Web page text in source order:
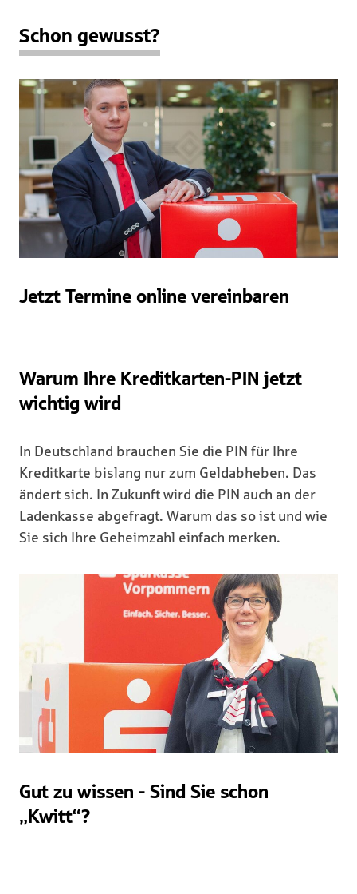
Schon gewusst?
Jetzt Termine online vereinbaren
Warum Ihre Kreditkarten-PIN jetzt
wichtig wird
In Deutschland brauchen Sie die PIN für Ihre
Kreditkarte bislang nur zum Geldabheben. Das
ändert sich. In Zukunft wird die PIN auch an der
Ladenkasse abgefragt. Warum das so ist und wie
Sie sich Ihre Geheimzahl einfach merken.
Gut zu wissen - Sind Sie schon
„Kwitt“?